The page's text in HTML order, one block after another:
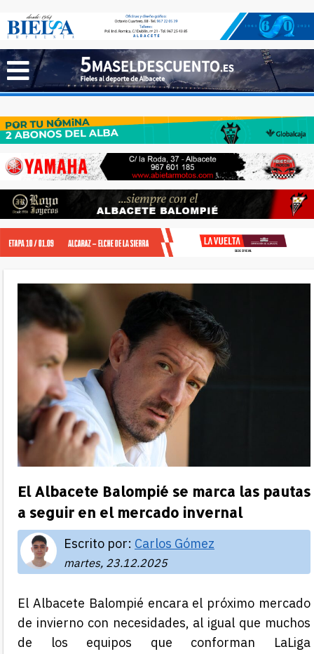
El Albacete Balompié se marca las pautas
a seguir en el mercado invernal
Escrito por: Carlos Gómez
martes, 23.12.2025
El Albacete Balompié encara el próximo mercado
de invierno con necesidades, al igual que muchos
de los equipos que conforman LaLiga